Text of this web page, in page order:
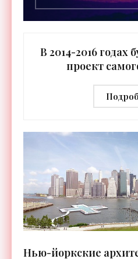
В 2014-2016 годах
проект
Нью-йоркские